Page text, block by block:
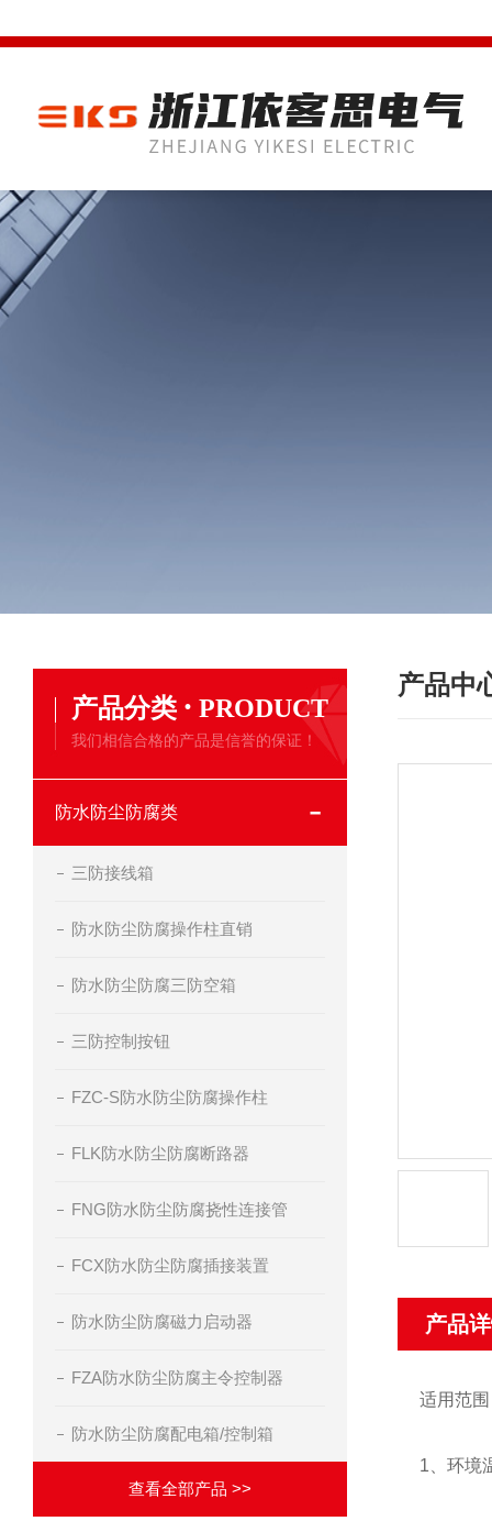
产品分类 · PRODUCT
我们相信合格的产品是信誉的保证！
防水防尘防腐类
三防接线箱
防水防尘防腐操作柱直销
防水防尘防腐三防空箱
三防控制按钮
FZC-S防水防尘防腐操作柱
FLK防水防尘防腐断路器
FNG防水防尘防腐挠性连接管
FCX防水防尘防腐插接装置
防水防尘防腐磁力启动器
FZA防水防尘防腐主令控制器
防水防尘防腐配电箱/控制箱
查看全部产品 >>
产品中
产品
适用范
1、环境